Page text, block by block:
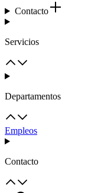
Contacto
Servicios
Departamentos
Empleos
Contacto